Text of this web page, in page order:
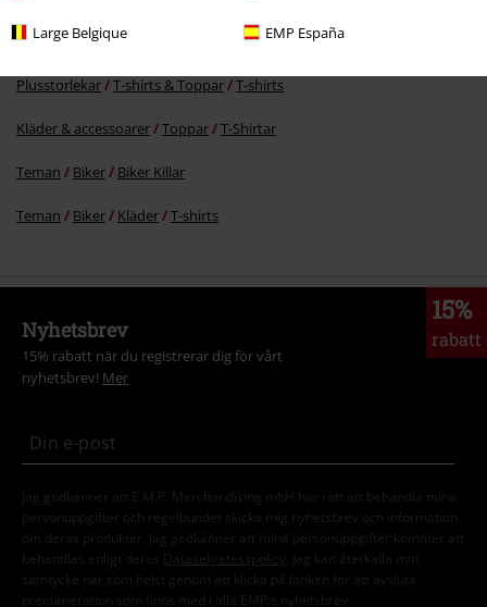
Large Belgique EMP España
Kläder T-shirts & Toppar
Plusstorlekar T-shirts & Toppar T-shirts
Kläder & accessoarer Toppar T-Shirtar
Teman Biker Biker Killar
Teman Biker Kläder T-shirts
15%
rabatt
Nyhetsbrev
15% rabatt när du registrerar dig för vårt
nyhetsbrev! Mer
Jag godkänner att E.M.P. Merchandising mbH har rätt att behandla mina
personuppgifter och regelbundet skicka mig nyhetsbrev och information
om deras produkter. Jag godkänner att mina personuppgifter kommer att
behandlas enligt deras
Datasekretesspolicy
. Jag kan återkalla mitt
samtycke när som helst genom att klicka på länken för att avsluta
prenumeration som finns med i alla EMP:s nyhetsbrev.